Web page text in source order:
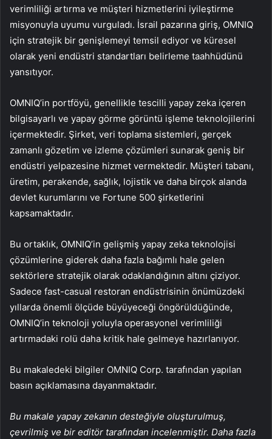
verimliliği artırma ve müşteri hizmetlerini iyileştirme
misyonuyla uyumu vurguladı. İsrail pazarına giriş, OMNIQ
için stratejik bir genişlemeyi temsil ediyor ve küresel
olarak yeni endüstri standartları belirleme taahhüdünü
yansıtıyor.
OMNIQ’in portföyü, genellikle tescilli yapay zeka içeren
bilgisayarlı ve yapay görme görüntü işleme teknolojilerini
içermektedir. Şirket, veri toplama sistemleri, gerçek
zamanlı gözetim ve izleme çözümleri sunarak geniş bir
endüstri yelpazesine hizmet vermektedir. Müşteri tabanı,
üretim, perakende, sağlık, lojistik ve daha birçok alanda
devlet kurumlarını ve Fortune 500 şirketlerini
kapsamaktadır.
Bu ortaklık, OMNIQ’in gelişmiş yapay zeka teknolojisi
çözümlerine giderek daha fazla bağımlı hale gelen
sektörlere stratejik olarak odaklandığının altını çiziyor.
Sadece fast-casual restoran endüstrisinin önümüzdeki
yıllarda önemli ölçüde büyüyeceği öngörüldüğünde,
OMNIQ’in teknoloji yoluyla operasyonel verimliliği
artırmadaki rolü daha kritik hale gelmeye hazırlanıyor.
Bu makaledeki bilgiler OMNIQ Corp. tarafından yapılan
basın açıklamasına dayanmaktadır.
Bu makale yapay zekanın desteğiyle oluşturulmuş,
çevrilmiş ve bir editör tarafından incelenmiştir. Daha fazla